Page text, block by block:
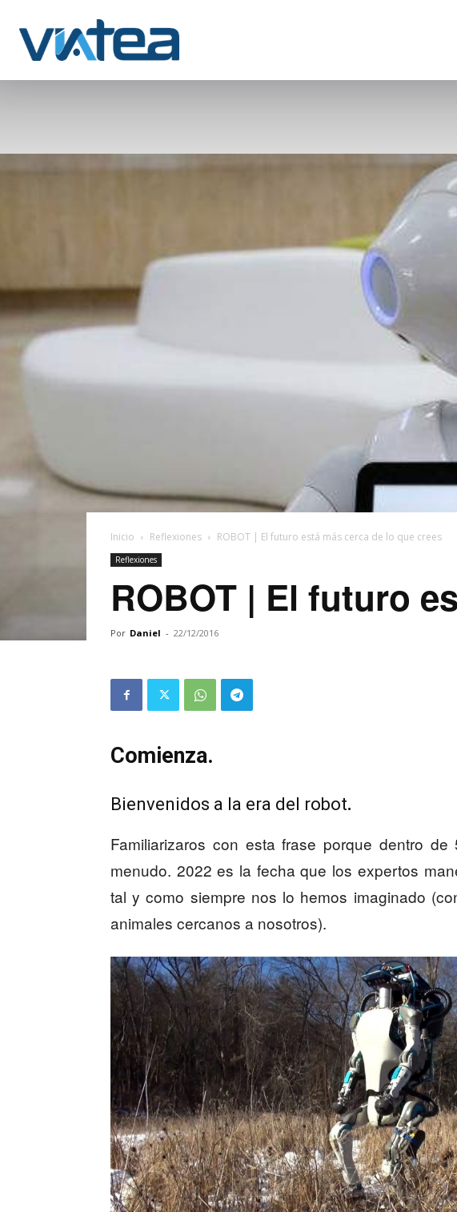
Inicio Reflexiones ROBOT | El futuro está más cerca de lo que crees
Reflexiones
ROBOT | El futuro
Por Daniel - 22/12/2016
Comienza.
Bienvenidos a la era del robot.
Familiarizaros con esta frase porque dentro
menudo. 2022 es la fecha que los expertos
tal y como siempre nos lo hemos imaginado
animales cercanos a nosotros).